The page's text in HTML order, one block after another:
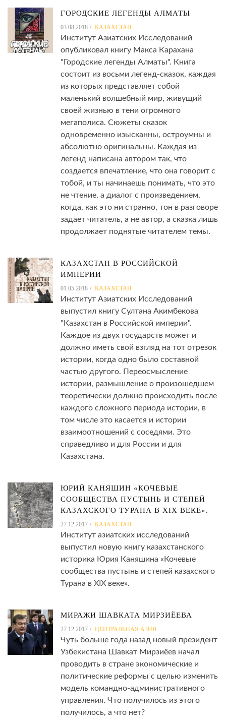
ГОРОДСКИЕ ЛЕГЕНДЫ АЛМАТЫ
03.08.2018 КАЗАХСТАН
Институт Азиатских Исследований
опубликовал книгу Макса Карахана
"Городские легенды Алматы". Книга
состоит из восьми легенд-сказок, каждая
из которых представляет собой
маленький волшебный мир, живущий
своей жизнью в тени огромного
мегаполиса. Сюжеты сказок
одновременно изысканны, остроумны и
абсолютно оригинальны. Каждая из
легенд написана автором так, что
создается впечатление, что она говорит с
тобой, и ты начинаешь понимать, что это
не чтение, а диалог с произведением,
когда, как это ни странно, тон в разговоре
задает читатель, а не автор, а сказка лишь
продолжает поднятые читателем темы.
КАЗАХСТАН В РОССИЙСКОЙ
ИМПЕРИИ
01.05.2018 КАЗАХСТАН
Институт Азиатских Исследований
выпустил книгу Султана Акимбекова
"Казахстан в Российской империи".
Каждое из двух государств может и
должно иметь свой взгляд на тот отрезок
истории, когда одно было составной
частью другого. Переосмысление
истории, размышление о произошедшем
теоретически должно происходить после
каждого сложного периода истории, в
том числе это касается и истории
взаимоотношений с соседями. Это
справедливо и для России и для
Казахстана.
ЮРИЙ КАНЯШИН «КОЧЕВЫЕ
СООБЩЕСТВА ПУСТЫНЬ И СТЕПЕЙ
КАЗАХСКОГО ТУРАНА В XIX ВЕКЕ».
27.12.2017 КАЗАХСТАН
Институт азиатских исследований
выпустил новую книгу казахстанского
историка Юрия Каняшина «Кочевые
сообщества пустынь и степей казахского
Турана в XIX веке».
МИРАЖИ ШАВКАТА МИРЗИЁЕВА
27.12.2017 ЦЕНТРАЛЬНАЯ АЗИЯ
Чуть больше года назад новый президент
Узбекистана Шавкат Мирзиёев начал
проводить в стране экономические и
политические реформы с целью изменить
модель командно-административного
управления. Что получилось из этого
получилось, а что нет?